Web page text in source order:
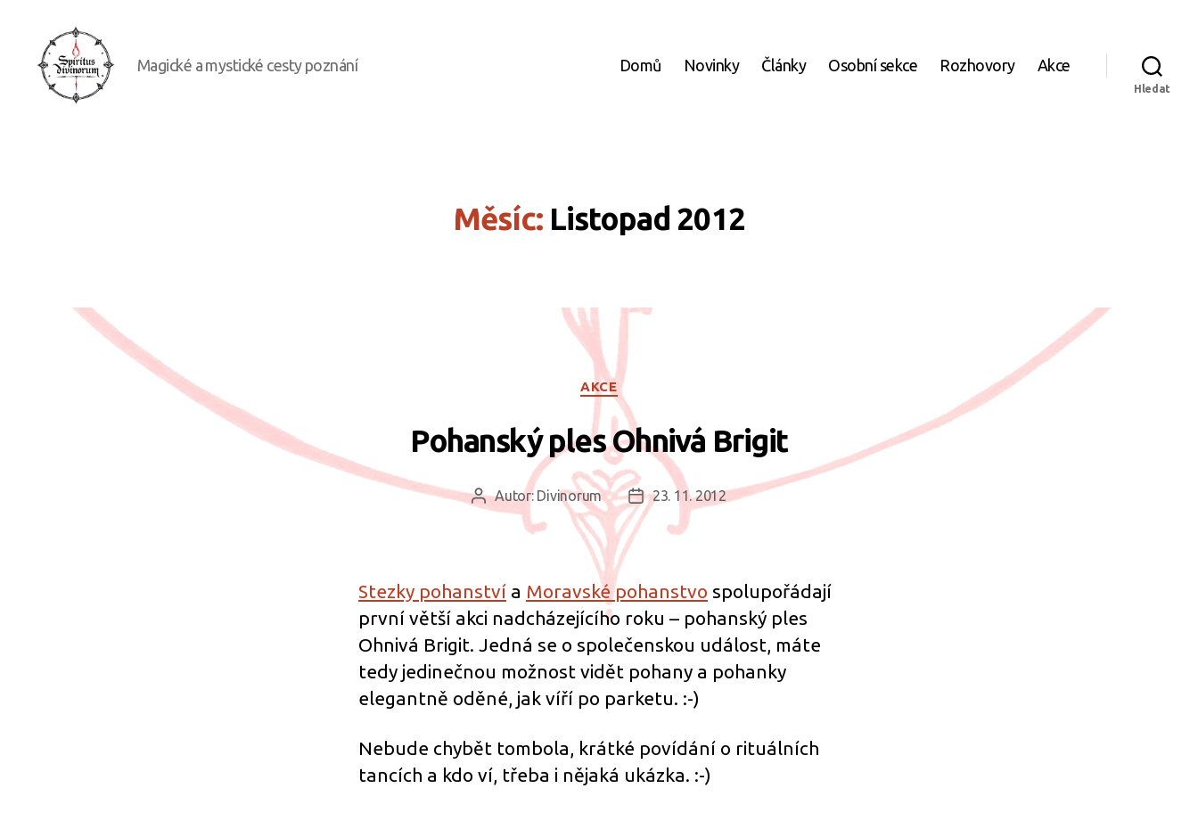
Magické a mystické cesty poznání Domů Novinky Články Osobní sekce Rozhovory Akce
Hledat
Měsíc: Listopad 2012
Rubriky
AKCE
Pohanský ples Ohnivá Brigit
Autor
příspěvku
Autor: Divinorum
Datum
příspěvku
23. 11. 2012
Stezky pohanství a Moravské pohanstvo spolupořádají
první větší akci nadcházejícího roku – pohanský ples
Ohnivá Brigit. Jedná se o společenskou událost, máte
tedy jedinečnou možnost vidět pohany a pohanky
elegantně oděné, jak víří po parketu. :-)
Nebude chybět tombola, krátké povídání o rituálních
tancích a kdo ví, třeba i nějaká ukázka. :-)